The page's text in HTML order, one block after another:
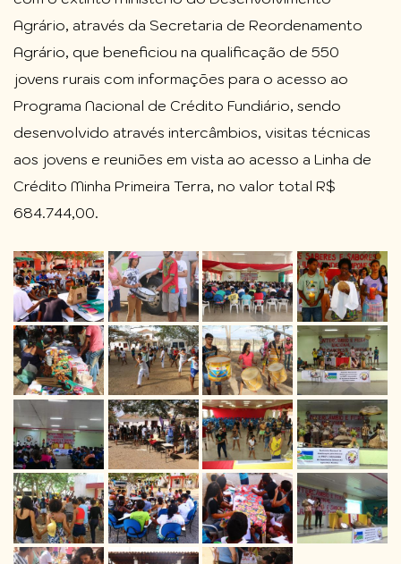
Agrário, através da Secretaria de Reordenamento
Agrário, que beneficiou na qualificação de 550
jovens rurais com informações para o acesso ao
Programa Nacional de Crédito Fundiário, sendo
desenvolvido através intercâmbios, visitas técnicas
aos jovens e reuniões em vista ao acesso a Linha de
Crédito Minha Primeira Terra, no valor total R$
684.744,00.